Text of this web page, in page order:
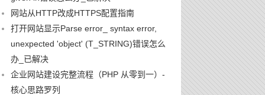
网站从HTTP改成HTTPS配置指南
打开网站显示Parse error_ syntax error,
unexpected 'object' (T_STRING)错误怎么
办_已解决
企业网站建设完整流程（PHP 从零到一）-
核心思路罗列